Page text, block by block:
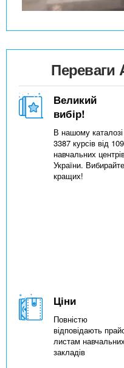
Переваги
Великий
вибір!
В нашому каталозі
3387 курсів від
навчальних
України. Вибирайте
кращих!
Ціни
Повністю
відповідають
листам
закладів